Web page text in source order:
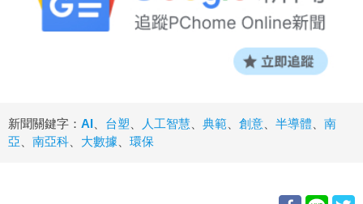
新聞關鍵字： AI 台塑 人工智慧 典範 創意 半導體
南
亞
南亞科 大數據 環保